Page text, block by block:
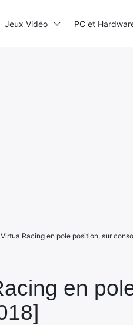
en
Virtua Racing en pole position, sur
Jeux Vidéo PC et